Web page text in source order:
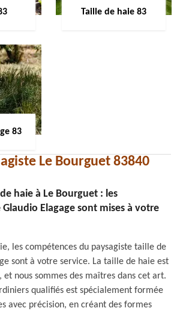
Taille de haie 83
83
Le Bourguet 83840
haie à Le Bourguet : les
Elagage sont mises à votre
les compétences du paysagiste taille de
sont à votre service. La taille de haie est
et nous sommes des maîtres dans cet art.
qualifiés est spécialement formée
avec précision, en créant des formes